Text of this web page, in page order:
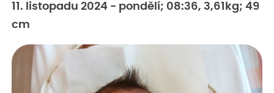
11. listopadu 2024 - pondělí; 08:36, 3,61kg; 49
cm